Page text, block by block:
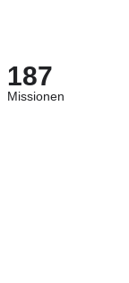
187
Missionen